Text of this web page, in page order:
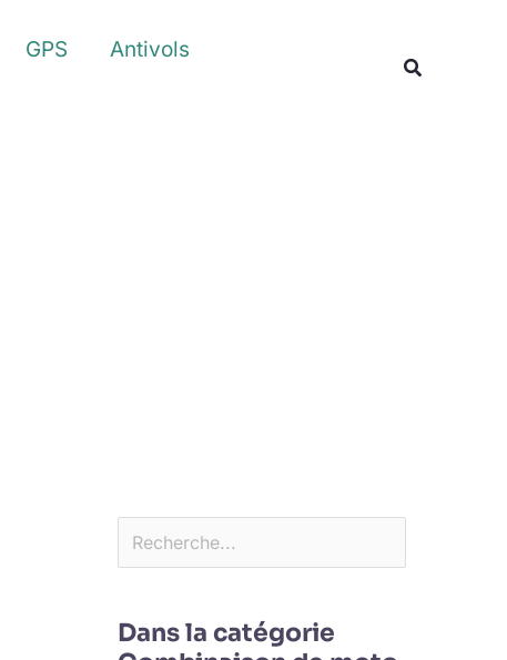
GPS
Antivols
Dans la catégorie